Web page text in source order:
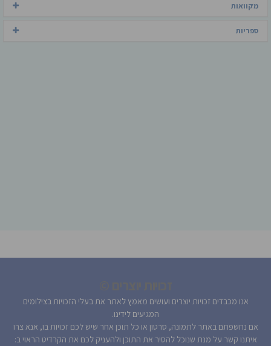
מקוואות
ספריות
אנו מכבדים זכויות יוצרים ועושים מאמץ לאתר את בעלי הזכויות בצילומים
המגיעים לידינו.
אם נחשפתם באתר לתמונה, סרטון או כל תוכן אחר שיש לכם זכויות בו, אנא צרו
איתנו קשר על מנת שנוכל להסיר את התוכן ולהעניק לכם את הקרדיט הראוי ב: